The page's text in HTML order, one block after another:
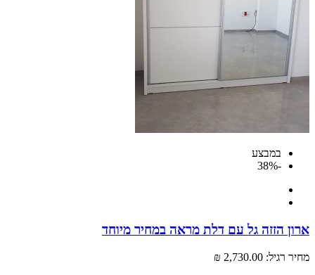
במבצע
הזזה גל עם דלת מראה במחיר מיוחד
רגיל: 2,730.00 ₪